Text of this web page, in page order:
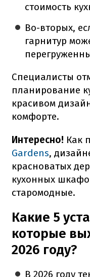
стоимость
Во-вторых,
гарнитур
Специалисты
планирование
красивом
комфорте.
Интересно! Как
Gardens,
красноватых
кухонных
старомодные.
Какие 5
которые
2026 году?
В 2026 году